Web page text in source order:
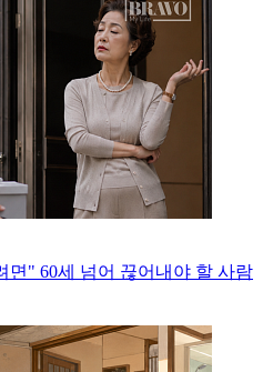
면" 60세 넘어 끊어내야 할 사람